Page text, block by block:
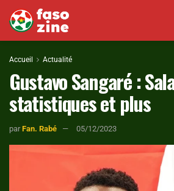
Accueil Actualité
Gustavo Sangaré :
statistiques et plus
par Fan. Rabé 05/12/2023